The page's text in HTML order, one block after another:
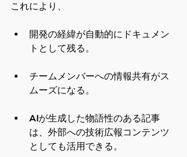
これにより、
開発の経緯が自動的にドキュメン
トとして残る。
チームメンバーへの情報共有がス
ムーズになる。
AIが生成した物語性のある記事
は、外部への技術広報コンテンツ
としても活用できる。